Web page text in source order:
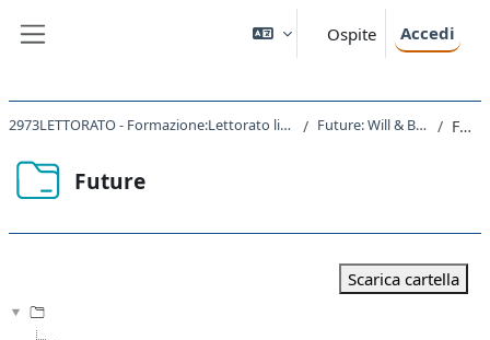
Ospite Accedi
2973LETTORATO - Formazione:Lettorato lingua inglese B1 2023 Future: Will & Be Going to Future
Future
Scarica cartella